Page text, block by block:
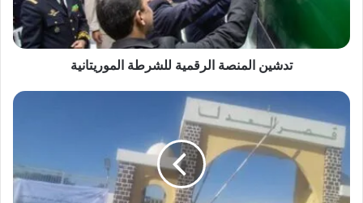
تدشين المنصة الرقمية للشرطة الموريتانية